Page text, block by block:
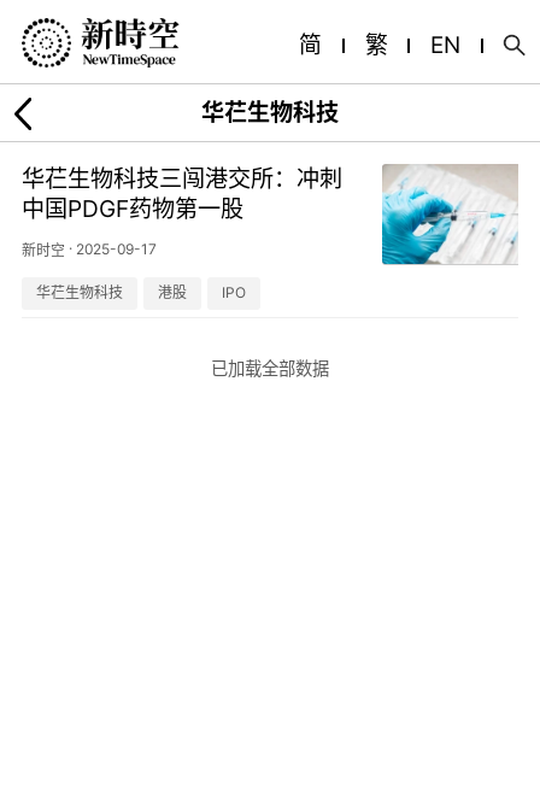
简 繁 EN
华芢生物科技
华芢生物科技三闯港交所：冲刺
中国PDGF药物第一股
新时空 · 2025-09-17
华芢生物科技 港股 IPO
已加载全部数据